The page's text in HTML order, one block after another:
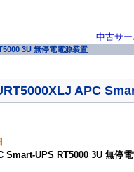
APC
Smart-UPS RT5000 3U 無停電
中古サ
3U 無停電電源装置